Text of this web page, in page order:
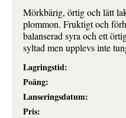
Mörkbärig, örtig och lätt
plommon. Fruktigt och
balanserad syra och ett
syltad men upplevs inte
Lagringstid:
Poäng:
Lanseringsdatum:
Pris: